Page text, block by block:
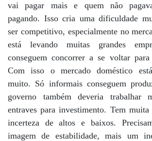
vai pagar mais e quem não
pagando. Isso cria uma dificuldade
ser competitivo, especialmente no
está levando muitas grandes
conseguem concorrer a se voltar para
Com isso o mercado doméstico
muito. Só informais conseguem
governo também deveria trabalhar
entraves para investimento. Tem muita
incerteza de altos e baixos.
imagem de estabilidade, mais um